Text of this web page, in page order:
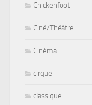
Chickenfoot
Ciné/Théâtre
Cinéma
cirque
classique